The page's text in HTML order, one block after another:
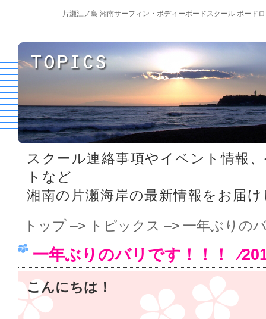
片瀬江ノ島 湘南サーフィン・ボディーボードスクール ボード
スクール連絡事項やイベント情報
トなど
湘南の片瀬海岸の最新情報をお届
トップ –> トピックス –> 一年ぶりの
一年ぶりのバリです！！！
こんにちは！